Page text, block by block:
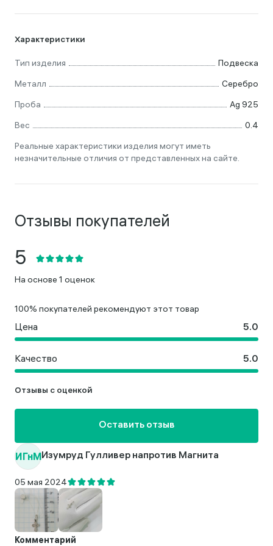
Характеристики
Тип изделия
Подвеска
Металл
Серебро
Проба
Ag 925
Вес
0.4
Реальные характеристики изделия могут иметь
незначительные отличия от представленных на сайте.
Отзывы покупателей
ИГнМИзумруд Гулливер напротив Магнита
05 мая 2024
Комментарий
На основе 1 оценок
100% покупателей рекомендуют этот товар
Цена
Качество
Отзывы с оценкой
Оставить отзыв